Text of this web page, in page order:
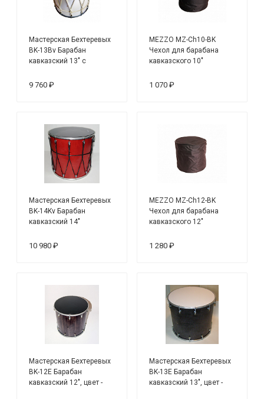
Мастерская Бехтеревых
BK-13Bv Барабан
кавказский 13" с
9 760 ₽
MEZZO MZ-Ch10-BK
Чехол для барабана
кавказского 10"
1 070 ₽
Мастерская Бехтеревых
BK-14Kv Барабан
кавказский 14"
10 980 ₽
MEZZO MZ-Ch12-BK
Чехол для барабана
кавказского 12"
1 280 ₽
Мастерская Бехтеревых
BK-12E Барабан
кавказский 12", цвет -
Мастерская Бехтеревых
BK-13E Барабан
кавказский 13", цвет -